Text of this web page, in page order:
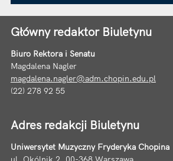
Główny redaktor Biuletynu
Biuro Rektora i Senatu
Magdalena Nagler
magdalena.nagler@adm.chopin.edu.pl
(22) 278 92 55
Adres redakcji Biuletynu
Uniwersytet Muzyczny Fryderyka Chopina